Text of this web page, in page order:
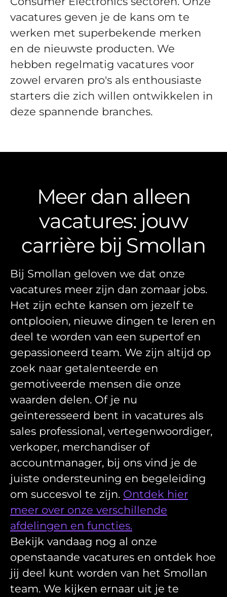
vacatures geven je de kans om te
werken met superbekende merken
en de nieuwste producten. We
hebben regelmatig vacatures voor
zowel ervaren pro's als enthousiaste
starters die zich willen ontwikkelen in
deze spannende branches.
Meer dan alleen
vacatures: jouw
carrière bij Smollan
Bij Smollan geloven we dat onze
vacatures meer zijn dan zomaar jobs.
Het zijn echte kansen om jezelf te
ontplooien, nieuwe dingen te leren en
deel te worden van een supertof en
gepassioneerd team. We zijn altijd op
zoek naar getalenteerde en
gemotiveerde mensen die onze
waarden delen. Of je nu
geïnteresseerd bent in vacatures als
sales professional, vertegenwoordiger,
verkoper, merchandiser of
accountmanager, bij ons vind je de
juiste ondersteuning en begeleiding
om succesvol te zijn. Ontdek hier
meer over onze verschillende
afdelingen en functies.
Bekijk vandaag nog al onze
openstaande vacatures en ontdek hoe
jij deel kunt worden van het Smollan
team. We kijken ernaar uit je te